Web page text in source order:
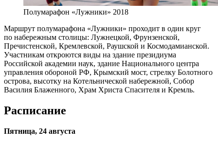
Полумарафон «Лужники» 2018
Маршрут полумарафона «Лужники» проходит в один круг
по набережным столицы: Лужнецкой, Фрунзенской,
Пречистенской, Кремлевской, Раушской и Космодамианской.
Участникам откроются виды на здание президиума
Российской академии наук, здание Национального центра
управления обороной РФ, Крымский мост, стрелку Болотного
острова, высотку на Котельнической набережной, Собор
Василия Блаженного, Храм Христа Спасителя и Кремль.
Расписание
Пятница, 24 августа